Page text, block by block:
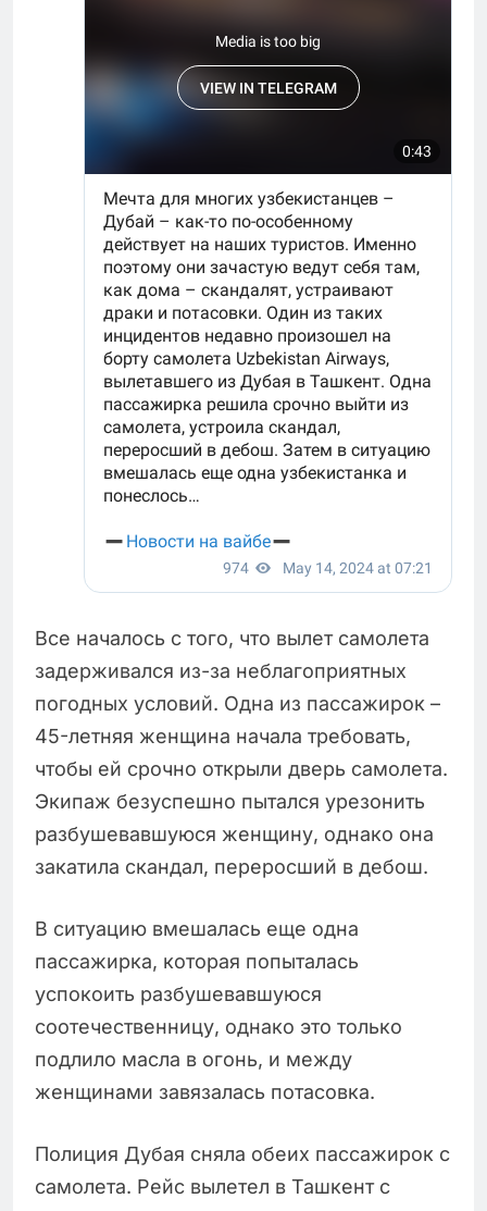
Все началось с того, что вылет самолета
задерживался из-за неблагоприятных
погодных условий. Одна из пассажирок –
45-летняя женщина начала требовать,
чтобы ей срочно открыли дверь самолета.
Экипаж безуспешно пытался урезонить
разбушевавшуюся женщину, однако она
закатила скандал, переросший в дебош.
В ситуацию вмешалась еще одна
пассажирка, которая попыталась
успокоить разбушевавшуюся
соотечественницу, однако это только
подлило масла в огонь, и между
женщинами завязалась потасовка.
Полиция Дубая сняла обеих пассажирок с
самолета. Рейс вылетел в Ташкент с